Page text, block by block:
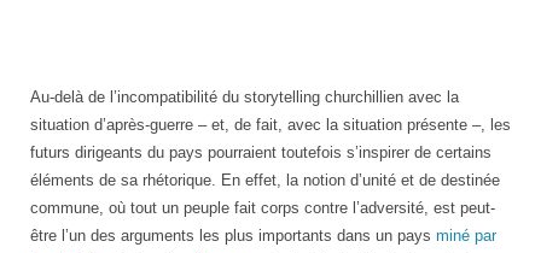
Au-delà de l’incompatibilité du storytelling churchillien avec la
situation d’après-guerre – et, de fait, avec la situation présente –, les
futurs dirigeants du pays pourraient toutefois s’inspirer de certains
éléments de sa rhétorique. En effet, la notion d’unité et de destinée
commune, où tout un peuple fait corps contre l’adversité, est peut-
être l’un des arguments les plus importants dans un pays miné par